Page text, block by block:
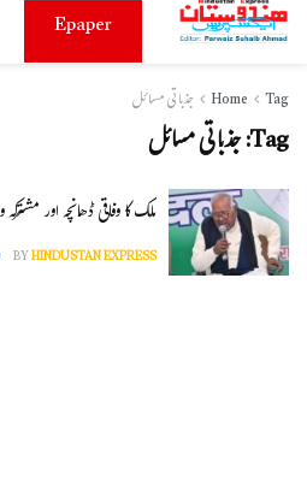
Epaper
Home Tag جذباتی مسائل
Tag:جذباتی مسائل
ملک کا وفاقی ڈھانچہ اور
BYHINDUSTAN EXPRESS